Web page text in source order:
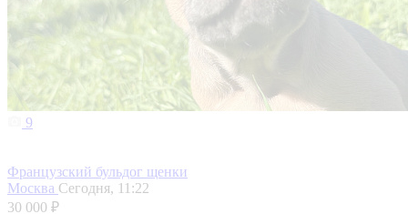
9
Французский бульдог щенки
Москва Сегодня, 11:22
30 000 ₽